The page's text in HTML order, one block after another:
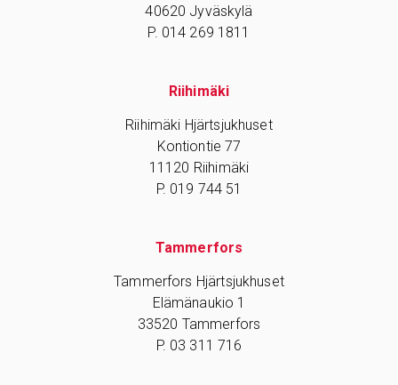
40620 Jyväskylä
P. 014 269 1811
Riihimäki
Riihimäki Hjärtsjukhuset
Kontiontie 77
11120 Riihimäki
P. 019 744 51
Tammerfors
Tammerfors Hjärtsjukhuset
Elämänaukio 1
33520 Tammerfors
P. 03 311 716